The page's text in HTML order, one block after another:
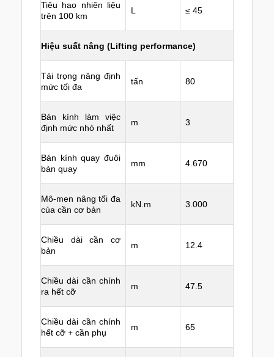
Tiêu hao nhiên liệu
trên 100 km
L ≤ 45
Hiệu suất nâng (Lifting performance)
Tải trọng nâng định
mức tối đa
tấn 80
Bán kính làm việc
định mức nhỏ nhất
m 3
Bán kính quay đuôi
bàn quay
mm 4.670
Mô-men nâng tối đa
của cần cơ bản
kN.m 3.000
Chiều dài cần cơ
bản
m 12.4
Chiều dài cần chính
ra hết cỡ
m 47.5
Chiều dài cần chính
hết cỡ + cần phụ
m 65